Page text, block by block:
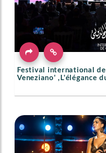
Festival international
Veneziano' ,L'élégance